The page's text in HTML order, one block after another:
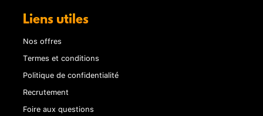
Liens utiles
Nos offres
Termes et conditions
Politique de confidentialité
Recrutement
Foire aux questions